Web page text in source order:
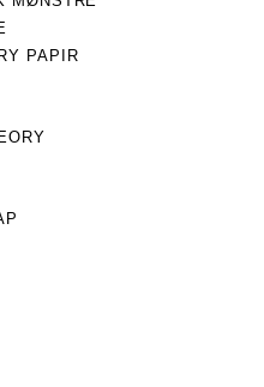
PAPIR